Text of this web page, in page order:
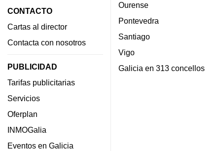
CONTACTO
Cartas al director
Contacta con nosotros
PUBLICIDAD
Tarifas publicitarias
Servicios
Oferplan
INMOGalia
Eventos en Galicia
Ourense
Pontevedra
Santiago
Vigo
Galicia en 313 concellos